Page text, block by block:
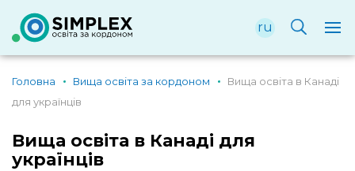
ru
Головна Вища освіта за кордоном
Вища освіта в Канаді
для українців
Вища освіта в Канаді для
українців